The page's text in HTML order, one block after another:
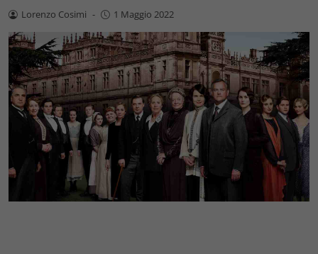
Lorenzo Cosimi - 1 Maggio 2022